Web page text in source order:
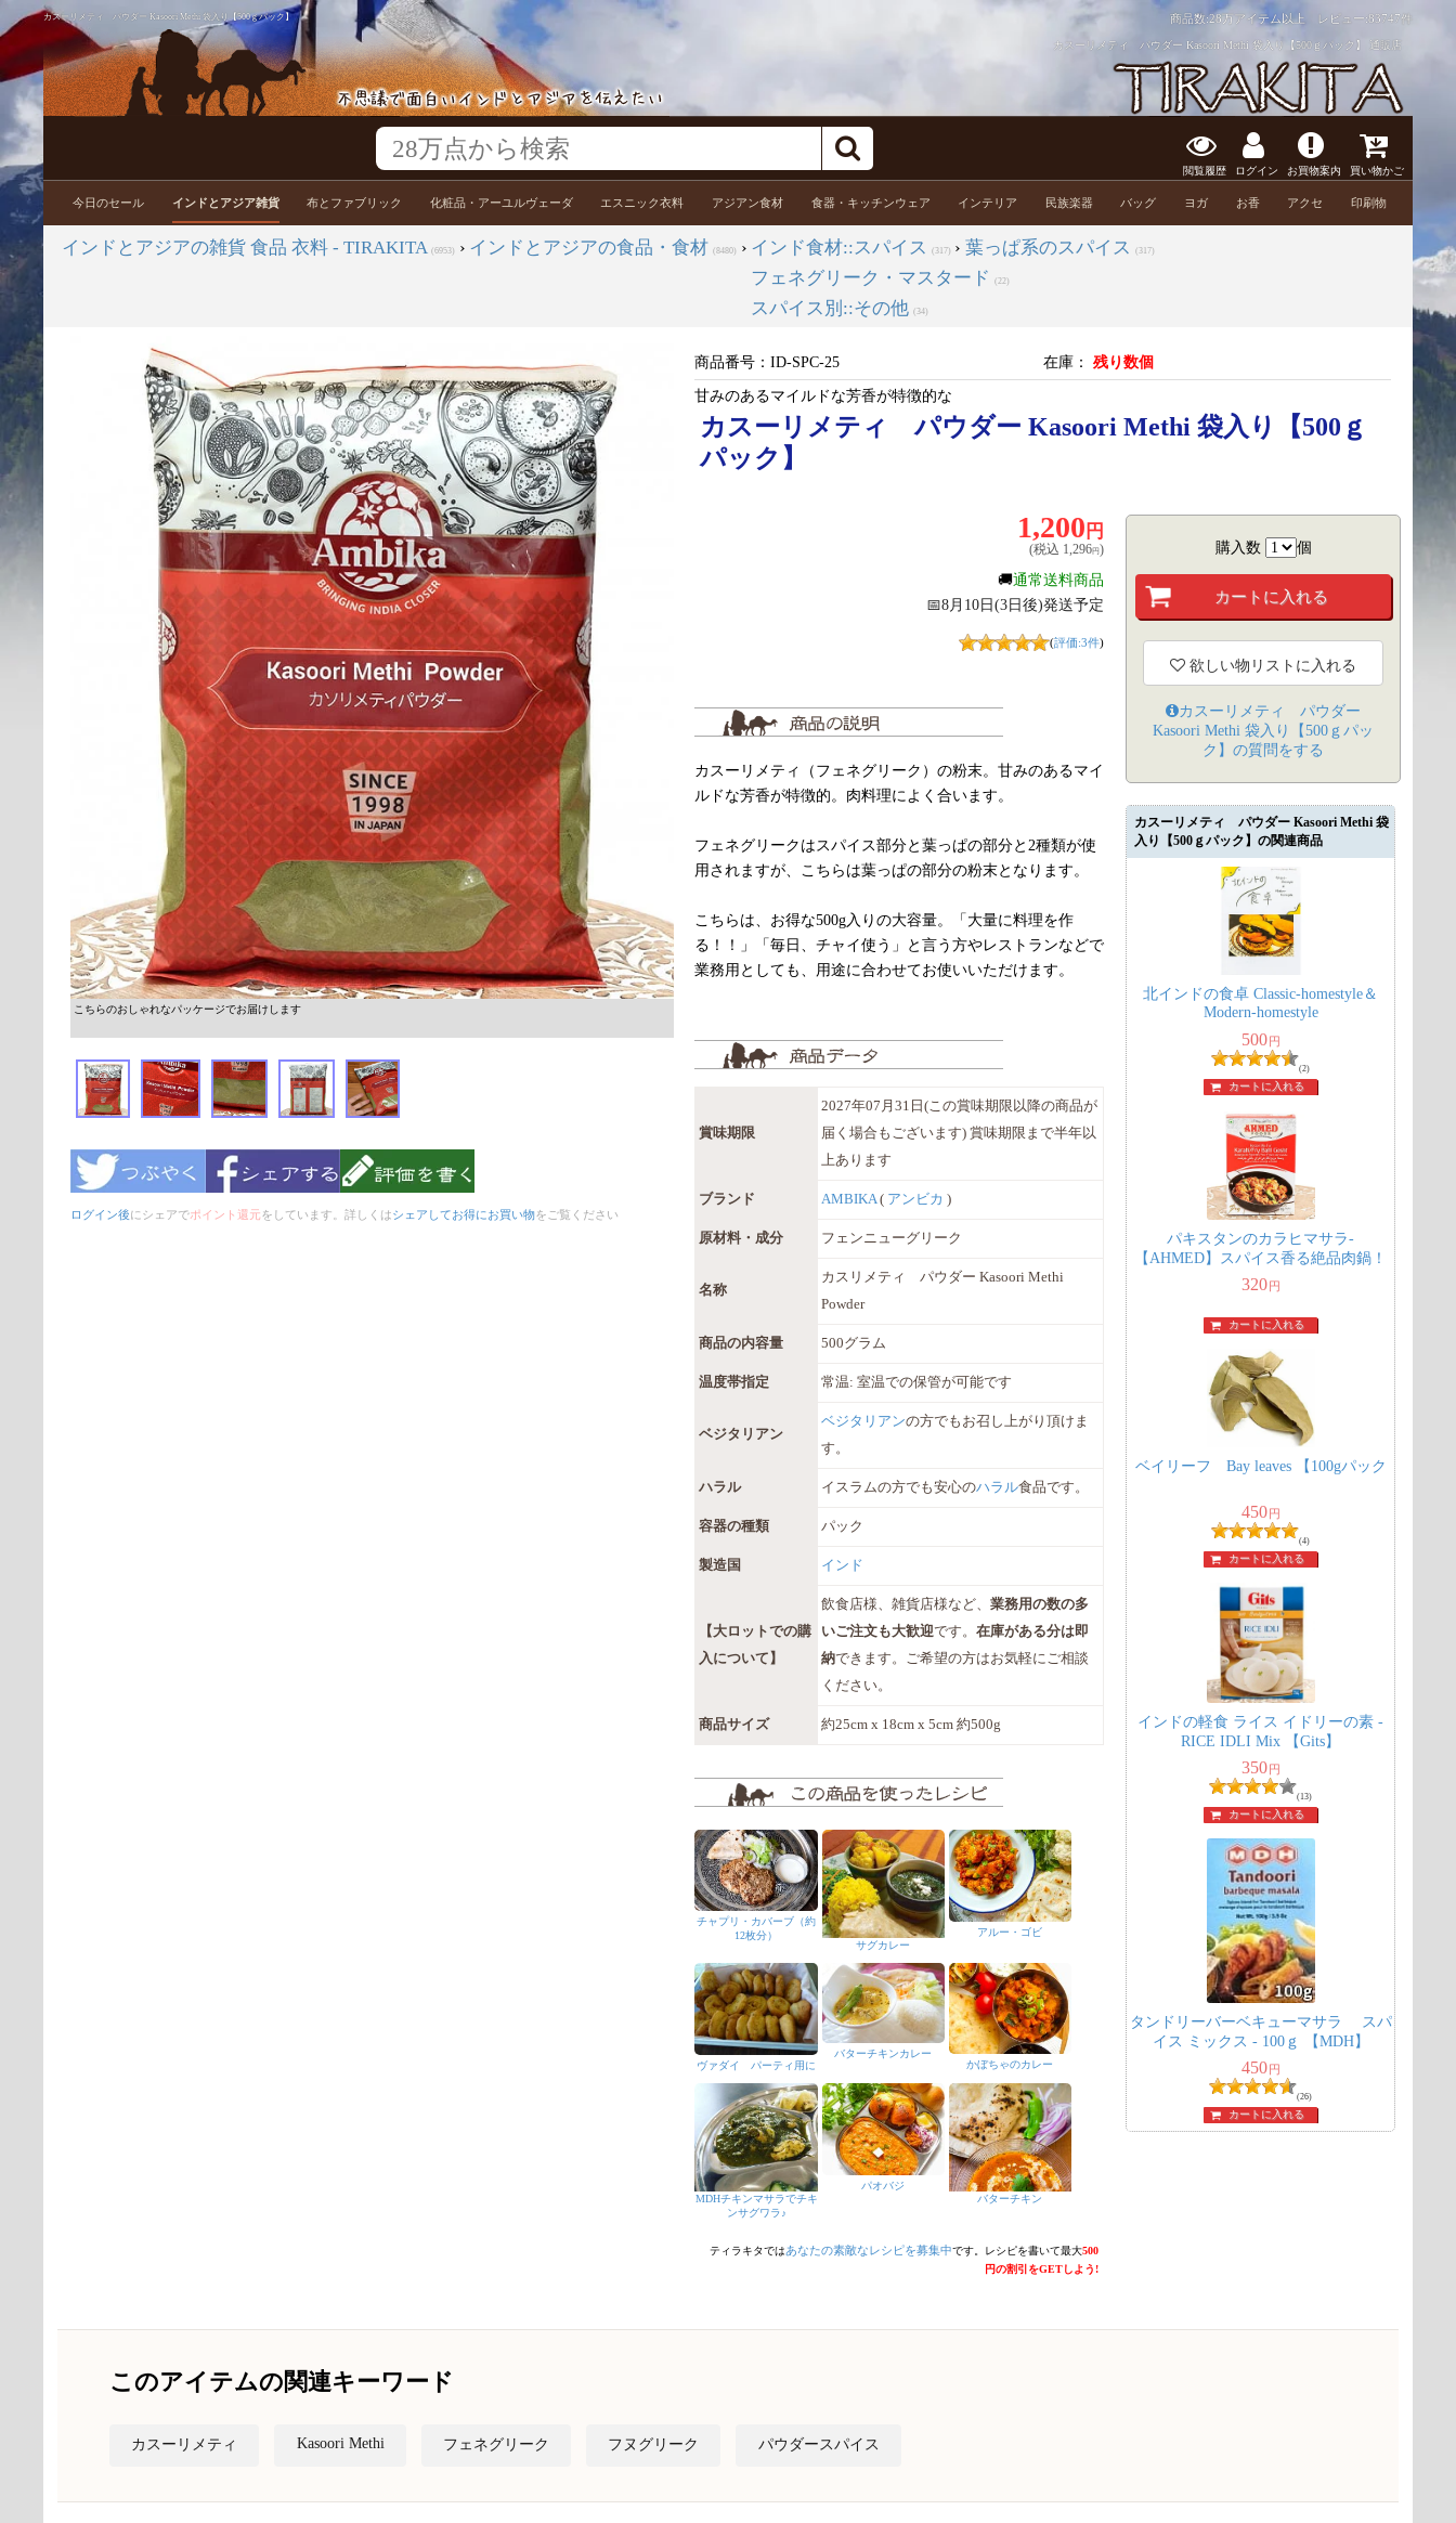
カスーリメティ パウダー Kasoori Methi 袋入り【500ｇパック】 商品数:28万アイテム以上 レビュー:83747件
カスーリメティ パウダー Kasoori Methi 袋入り【500ｇパック】 通販店
閲覧履歴 ログイン お買物案内 買い物かご
今日のセール インドとアジア雑貨 布とファブリック 化粧品・アーユルヴェーダ エスニック衣料 アジアン食材 食器・キッチンウェア インテリア 民族楽器 バッグ ヨガ お香 アクセ 印刷物
インドとアジアの雑貨 食品 衣料 - TIRAKITA (6953) › インドとアジアの食品・食材 (8480) › インド食材::スパイス (317) ›葉っぱ系のスパイス (317)
フェネグリーク・マスタード (22)
スパイス別::その他 (34)
こちらのおしゃれなパッケージでお届けします
ログイン後にシェアでポイント還元をしています。詳しくはシェアしてお得にお買い物をご覧ください
商品番号：ID-SPC-25 在庫： 残り数個
甘みのあるマイルドな芳香が特徴的な
カスーリメティ パウダー Kasoori Methi 袋入り【500ｇ
パック】
1,200 円
(税込 1,296円)
🚚通常送料商品
📅8月10日(3日後)発送予定
(評価:3件)
カスーリメティ（フェネグリーク）の粉末。甘みのあるマイ
ルドな芳香が特徴的。肉料理によく合います。
フェネグリークはスパイス部分と葉っぱの部分と2種類が使
用されますが、こちらは葉っぱの部分の粉末となります。
こちらは、お得な500g入りの大容量。「大量に料理を作
る！！」「毎日、チャイ使う」と言う方やレストランなどで
業務用としても、用途に合わせてお使いいただけます。
賞味期限
2027年07月31日(この賞味期限以降の商品が
届く場合もございます) 賞味期限まで半年以
上あります
ブランド AMBIKA ( アンビカ )
原材料・成分 フェンニューグリーク
名称
カスリメティ パウダー Kasoori Methi
Powder
商品の内容量 500グラム
温度帯指定 常温: 室温での保管が可能です
ベジタリアン
ベジタリアンの方でもお召し上がり頂けま
す。
ハラル イスラムの方でも安心のハラル食品です。
容器の種類 パック
製造国 インド
【大ロットでの購
入について】
飲食店様、雑貨店様など、業務用の数の多
いご注文も大歓迎です。在庫がある分は即
納できます。ご希望の方はお気軽にご相談
ください。
商品サイズ 約25cm x 18cm x 5cm 約500g
チャプリ・カバーブ（約
12枚分）
サグカレー
アルー・ゴビ
ヴァダイ パーティ用に
バターチキンカレー
かぼちゃのカレー
MDHチキンマサラでチキ
ンサグワラ♪
パオバジ
バターチキン
ティラキタではあなたの素敵なレシピを募集中です。レシピを書いて最大500
円の割引をGETしよう!
購入数 個
欲しい物リストに入れる
カスーリメティ パウダー
Kasoori Methi 袋入り【500ｇパッ
ク】の質問をする
カスーリメティ パウダー Kasoori Methi 袋
入り【500ｇパック】の関連商品
北インドの食卓 Classic-homestyle＆
Modern-homestyle
500円
(2)
カートに入れる
パキスタンのカラヒマサラ-
【AHMED】スパイス香る絶品肉鍋！
320円
カートに入れる
ベイリーフ Bay leaves 【100gパック
450円
(4)
カートに入れる
インドの軽食 ライス イドリーの素 -
RICE IDLI Mix 【Gits】
350円
(13)
カートに入れる
タンドリーバーベキューマサラ スパ
イス ミックス - 100ｇ 【MDH】
450円
(26)
カートに入れる
このアイテムの関連キーワード
カスーリメティ Kasoori Methi フェネグリーク フヌグリーク パウダースパイス